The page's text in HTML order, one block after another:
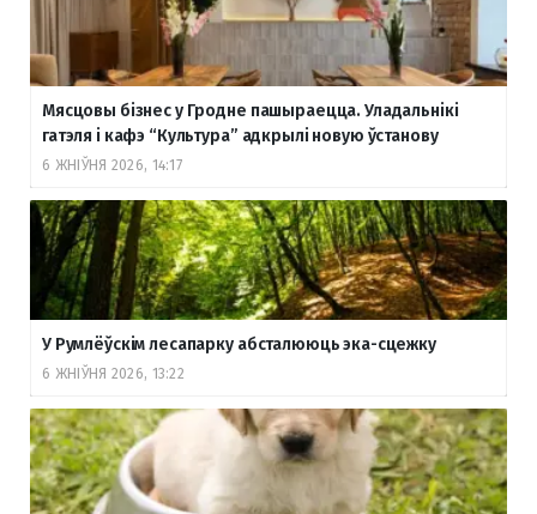
Мясцовы бізнес у Гродне пашыраецца. Уладальнікі
гатэля і кафэ “Культура” адкрылі новую ўстанову
6 ЖНІЎНЯ 2026, 14:17
У Румлёўскім лесапарку абсталююць эка-сцежку
6 ЖНІЎНЯ 2026, 13:22